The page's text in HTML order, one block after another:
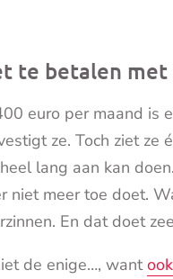
te betalen
euro per maand is
ze. Toch ziet ze
lang aan kan
niet meer toe doet.
En dat doet
de enige…, want